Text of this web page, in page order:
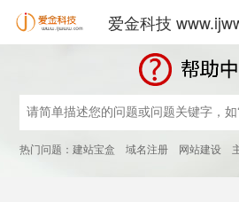
爱金科技
热门问题：建站宝盒 域名注册 网站建设